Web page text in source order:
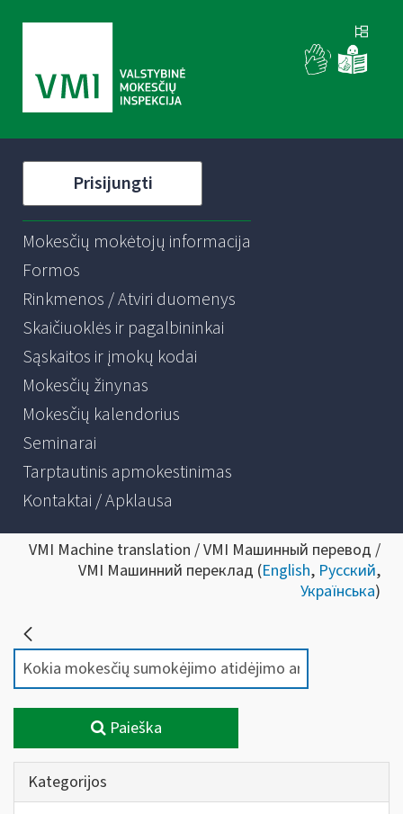
Prisijungti
Mokesčių mokėtojų informacija
Formos
Rinkmenos / Atviri duomenys
Skaičiuoklės ir pagalbininkai
Sąskaitos ir įmokų kodai
Mokesčių žinynas
Mokesčių kalendorius
Seminarai
Tarptautinis apmokestinimas
Kontaktai / Apklausa
VMI Machine translation / VMI Машинный перевод /
VMI Машинний переклад (English, Русский,
Українська)
Paieška
Kategorijos